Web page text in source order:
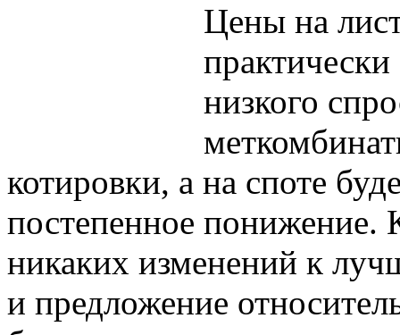
Цены на
низкого
котировки, а на споте
постепенное
никаких изменений к
и предложение